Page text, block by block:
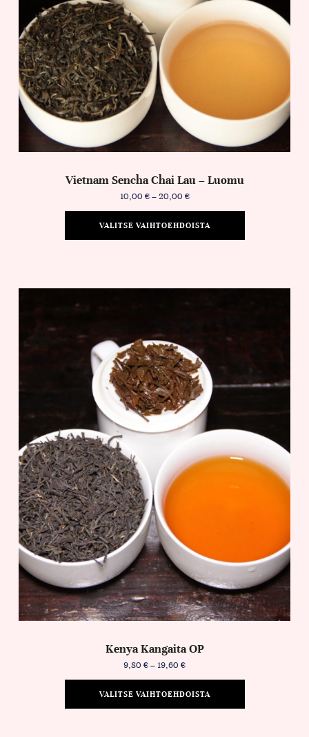
Vietnam Sencha Chai Lau – Luomu
10,00 € – 20,00 €
VALITSE VAIHTOEHDOISTA
Kenya Kangaita OP
9,80 €– 19,60 €
VALITSE VAIHTOEHDOISTA